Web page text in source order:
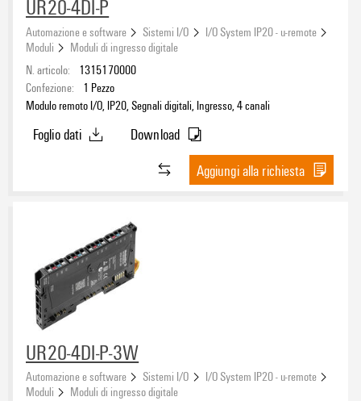
UR20-4DI-P
Automazione e software Sistemi I/O
I/O System IP20 - u-remote
Moduli
Moduli di ingresso digitale
N. articolo:
1315170000
Confezione:
1 Pezzo
Modulo remoto I/O, IP20, Segnali digitali, Ingresso, 4 canali
Foglio dati
Download
Aggiungi alla richiesta
UR20-4DI-P-3W
Automazione e software Sistemi I/O
I/O System IP20 - u-remote
Moduli
Moduli di ingresso digitale